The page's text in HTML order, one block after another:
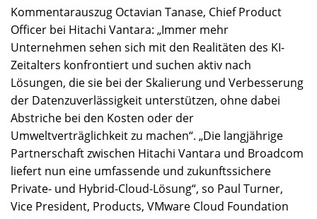
Kommentarauszug Octavian Tanase, Chief Product
Officer bei Hitachi Vantara: „Immer mehr
Unternehmen sehen sich mit den Realitäten des KI-
Zeitalters konfrontiert und suchen aktiv nach
Lösungen, die sie bei der Skalierung und Verbesserung
der Datenzuverlässigkeit unterstützen, ohne dabei
Abstriche bei den Kosten oder der
Umweltverträglichkeit zu machen“. „Die langjährige
Partnerschaft zwischen Hitachi Vantara und Broadcom
liefert nun eine umfassende und zukunftssichere
Private- und Hybrid-Cloud-Lösung“, so Paul Turner,
Vice President, Products, VMware Cloud Foundation